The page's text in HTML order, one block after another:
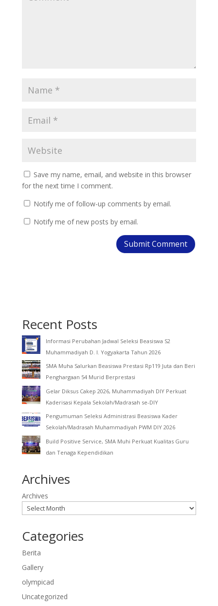
Save my name, email, and website in this browser
for the next time I comment.
Notify me of follow-up comments by email.
Notify me of new posts by email.
Recent Posts
Informasi Perubahan Jadwal Seleksi Beasiswa S2
Muhammadiyah D. I. Yogyakarta Tahun 2026
SMA Muha Salurkan Beasiswa Prestasi Rp119 Juta dan Beri
Penghargaan 54 Murid Berprestasi
Gelar Diksus Cakep 2026, Muhammadiyah DIY Perkuat
Kaderisasi Kepala Sekolah/Madrasah se-DIY
Pengumuman Seleksi Administrasi Beasiswa Kader
Sekolah/Madrasah Muhammadiyah PWM DIY 2026
Build Positive Service, SMA Muhi Perkuat Kualitas Guru
dan Tenaga Kependidikan
Archives
Archives
Categories
Berita
Gallery
olympicad
Uncategorized